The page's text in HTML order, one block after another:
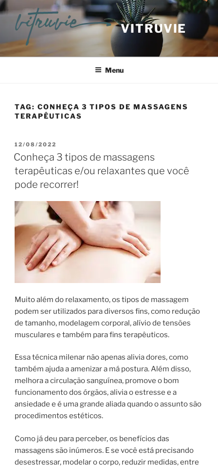
VITRUVIE
Menu
TAG: CONHEÇA 3 TIPOS DE MASSAGENS
TERAPÊUTICAS
12/08/2022
Conheça 3 tipos de massagens
terapêuticas e/ou relaxantes que você
pode recorrer!
Muito além do relaxamento, os tipos de massagem
podem ser utilizados para diversos fins, como redução
de tamanho, modelagem corporal, alívio de tensões
musculares e também para fins terapêuticos.
Essa técnica milenar não apenas alivia dores, como
também ajuda a amenizar a má postura. Além disso,
melhora a circulação sanguínea, promove o bom
funcionamento dos órgãos, alivia o estresse e a
ansiedade e é uma grande aliada quando o assunto são
procedimentos estéticos.
Como já deu para perceber, os benefícios das
massagens são inúmeros. E se você está precisando
desestressar, modelar o corpo, reduzir medidas, entre